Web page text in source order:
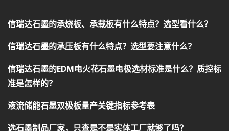
信瑞达石墨的承烧板、承载板有什么特点？选型看什么？
信瑞达石墨的承压板有什么特点？选型要注意什么？
信瑞达石墨的EDM电火花石墨电极选材标准是什么？质控标
准是怎样的？
液流储能石墨双极板量产关键指标参考表
选石墨制品厂家，只查是不是实体工厂就够了吗？